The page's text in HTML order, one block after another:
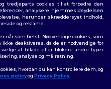
|Fortrolighedspolitik|Politik for
tredjeparts cookies til at forbedre den
analysere hjemmesideydelsen
herunder skræddersyet indhold,
og reklame.
når som helst. Nødvendige cookies, som
deaktiveres, da de er nødvendige for
at tillade eller blokere andre typer
analyse og målretning.
hvordan du kan kontrollere dem, og
policyog Privacy Policy.